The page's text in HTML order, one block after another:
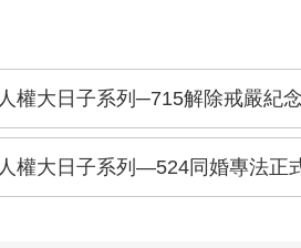
人權大日子系列─715解除戒嚴紀
人權大日子系列—524同婚專法正